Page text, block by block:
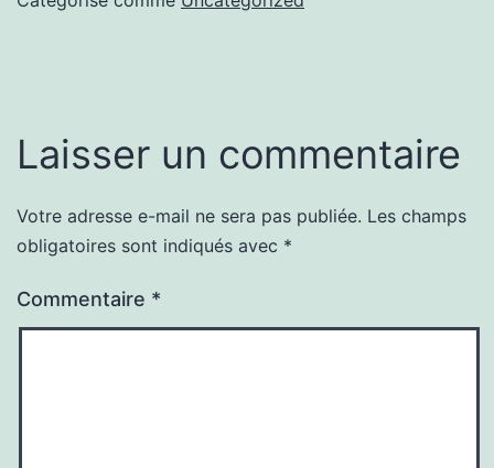
Laisser un commentaire
Votre adresse e-mail ne sera pas publiée. Les champs
obligatoires sont indiqués avec *
Commentaire *